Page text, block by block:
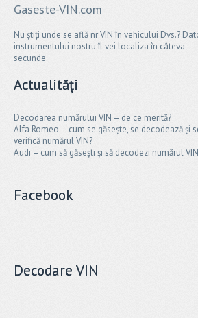
Gaseste-VIN.com
Nu știți unde se află nr VIN în vehicului Dvs.?
instrumentului nostru îl vei localiza în câteva
secunde.
Actualități
Decodarea numărului VIN – de ce merită?
Alfa Romeo – cum se găsește, se decodează și
verifică numărul VIN?
Audi – cum să găsești și să decodezi numărul
Facebook
Decodare VIN